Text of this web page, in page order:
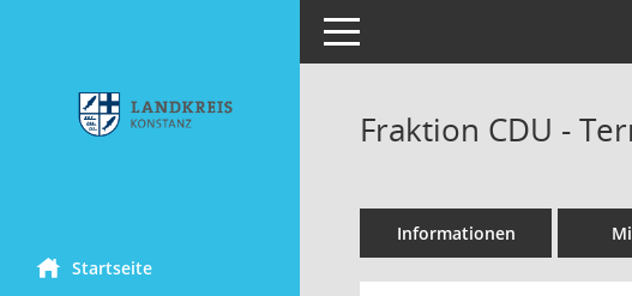
Startseite
Toggle navigation
Fraktion CDU -
Informationen